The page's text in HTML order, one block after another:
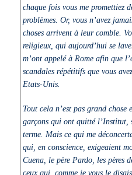
chaque fois vous me promettiez
problèmes. Or, vous n’avez
choses arrivent à leur comble.
religieux, qui aujourd’hui se
m’ont appelé à Rome afin que
scandales répétitifs que vous
Etats-Unis.
Tout cela n’est pas grand chose
garçons qui ont quitté l’Institut,
terme. Mais ce qui me
qui, en conscience, exigeaient
Cuena, le père Pardo, les pères
ceux qui, comme je vous le